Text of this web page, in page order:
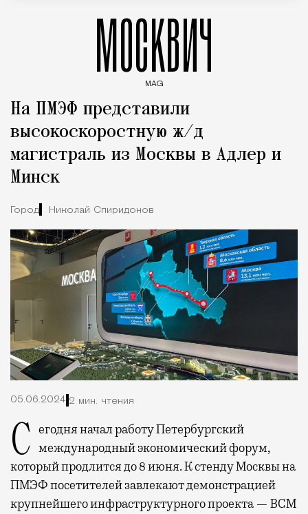
МОСКВИЧ
MAG
На ПМЭФ представили
высокоскоростную ж/д
магистраль из Москвы в Адлер и
Минск
Город Николай Спиридонов
05.06.2024 2 мин. чтения
Сегодня начал работу Петербургский международный экономический форум,
который продлится до 8 июня. К стенду Москвы на
ПМЭФ посетителей завлекают демонстрацией
крупнейшего инфраструктурного проекта — ВСМ